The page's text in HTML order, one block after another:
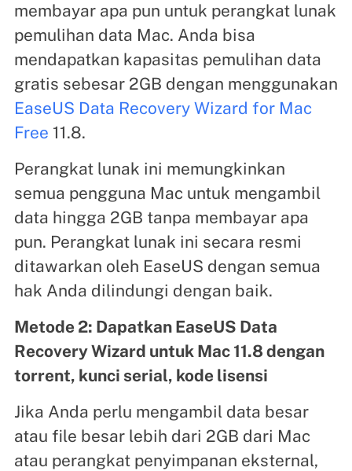
membayar apa pun untuk perangkat lunak
pemulihan data Mac. Anda bisa
mendapatkan kapasitas pemulihan data
gratis sebesar 2GB dengan menggunakan
EaseUS Data Recovery Wizard for Mac
Free 11.8.
Perangkat lunak ini memungkinkan
semua pengguna Mac untuk mengambil
data hingga 2GB tanpa membayar apa
pun. Perangkat lunak ini secara resmi
ditawarkan oleh EaseUS dengan semua
hak Anda dilindungi dengan baik.
Metode 2: Dapatkan EaseUS Data
Recovery Wizard untuk Mac 11.8 dengan
torrent, kunci serial, kode lisensi
Jika Anda perlu mengambil data besar
atau file besar lebih dari 2GB dari Mac
atau perangkat penyimpanan eksternal,